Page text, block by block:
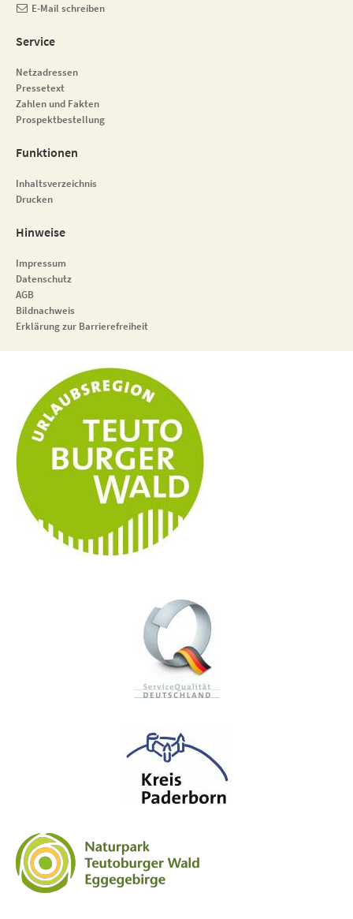
E-Mail schreiben
Service
Netzadressen
Pressetext
Zahlen und Fakten
Prospektbestellung
Funktionen
Inhaltsverzeichnis
Drucken
Hinweise
Impressum
Datenschutz
AGB
Bildnachweis
Erklärung zur Barrierefreiheit